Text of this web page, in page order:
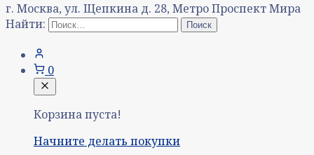
г. Москва, ул. Щепкина д. 28, Метро Проспект Мира
Найти:
0
Корзина пуста!
Начните делать покупки